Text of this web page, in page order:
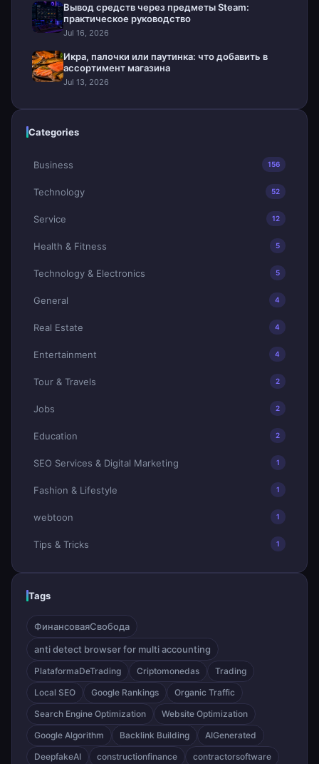
Вывод средств через предметы Steam:
практическое руководство
Jul 16, 2026
Икра, палочки или паутинка: что добавить в
ассортимент магазина
Jul 13, 2026
Categories
Business 156
Technology 52
Service 12
Health & Fitness 5
Technology & Electronics 5
General 4
Real Estate 4
Entertainment 4
Tour & Travels 2
Jobs 2
Education 2
SEO Services & Digital Marketing 1
Fashion & Lifestyle 1
webtoon 1
Tips & Tricks 1
Tags
ФинансоваяСвобода
anti detect browser for multi accounting
PlataformaDeTrading Criptomonedas
Trading
Local SEO
Google Rankings
Organic Traffic
Search Engine Optimization
Website Optimization
Google Algorithm
Backlink Building
AIGenerated
DeepfakeAI
constructionfinance contractorsoftware